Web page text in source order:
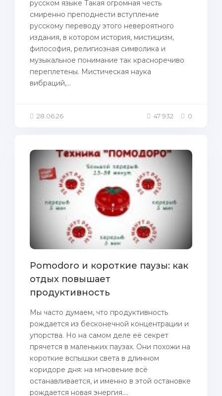
русском языке Такая огромная честь
смиренно преподнести вступление
русскому переводу этого невероятного
издания, в котором история, мистицизм,
философия, религиозная символика и
музыкальное понимание так красноречиво
переплетены. Мистическая наука
вибраций,...
28.06.26 47 932 0
Pomodoro и короткие паузы: как
отдых повышает
продуктивность
Мы часто думаем, что продуктивность
рождается из бесконечной концентрации и
упорства. Но на самом деле её секрет
прячется в маленьких паузах. Они похожи на
короткие вспышки света в длинном
коридоре дня: на мгновение всё
останавливается, и именно в этой остановке
рождается новая энергия....